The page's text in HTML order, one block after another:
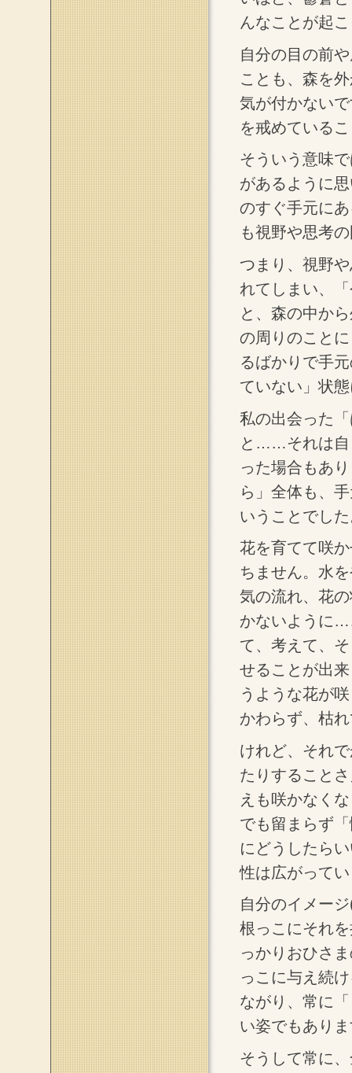
んなことが起
自分の目の前
ことも、森を
気が付かない
を戒めている
そういう意味
があるように
のすぐ手元に
も視野や思考
つまり、視野
れてしまい、
と、森の中か
の周りのこと
るばかりで手
ていない」状
私の出会った
と……それは自
った場合もあ
ら」全体も、
いうことでし
花を育てて咲
ちません。水
気の流れ、花
かないように
て、考えて、
せることが出
うような花が
かわらず、枯
けれど、それ
たりすること
えも咲かなく
でも留まらず
にどうしたら
性は広がって
自分のイメー
根っこにそれ
っかりおひさ
っこに与え続
ながり、常に
い姿でもあり
そうして常に